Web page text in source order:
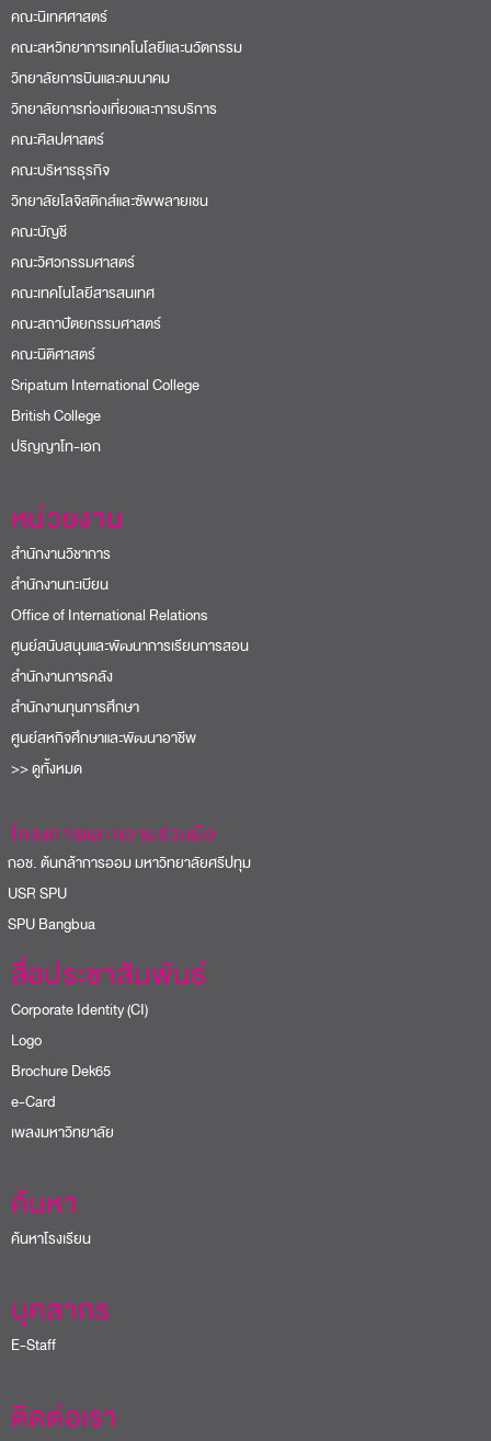
คณะนิเทศศาสตร์
คณะสหวิทยาการเทคโนโลยีและนวัตกรรม
วิทยาลัยการบินและคมนาคม
วิทยาลัยการท่องเที่ยวและการบริการ
คณะศิลปศาสตร์
คณะบริหารธุรกิจ
วิทยาลัยโลจิสติกส์และซัพพลายเชน
คณะบัญชี
คณะวิศวกรรมศาสตร์
คณะเทคโนโลยีสารสนเทศ
คณะสถาปัตยกรรมศาสตร์
คณะนิติศาสตร์
Sripatum International College
British College
ปริญญาโท-เอก
หน่วยงาน
สำนักงานวิชาการ
สำนักงานทะเบียน
Office of International Relations
ศูนย์สนับสนุนและพัฒนาการเรียนการสอน
สำนักงานการคลัง
สำนักงานทุนการศึกษา
ศูนย์สหกิจศึกษาและพัฒนาอาชีพ
>> ดูทั้งหมด
โครงการและความร่วมมือ
ช. ต้นกล้าการออม มหาวิทยาลัยศรีปทุม
SPU
Bangbua
สื่อประชาสัมพันธ์
Corporate Identity (CI)
Logo
Brochure Dek65
e-Card
เพลงมหาวิทยาลัย
ค้นหา
ค้นหาโรงเรียน
บุคลากร
E-Staff
ติดต่อเรา